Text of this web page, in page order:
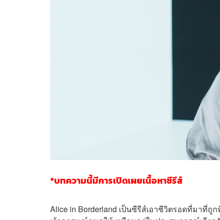
*บทความนี้มีการเปิดเผยเนื้อหาซีรีส์
Alice in Borderland เป็นซีรีส์เอาชีวิตรอดที่มาที่